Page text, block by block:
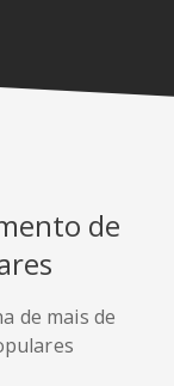
de
de mais de